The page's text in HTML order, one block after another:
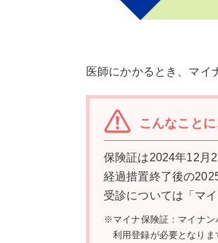
医師にかかるとき、マイ
こんなこと
保険証は2024年12月
経過措置終了後の
受診については「マ
※マイナ保険証：マイナン
利用登録が必要となりま